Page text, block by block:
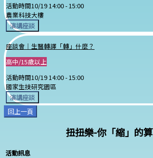
活動時間10/19 14:00 - 15:00
農業科技大樓
演講座談
座談會｜生醫轉譯「轉」什麼？
高中/15歲以上
活動時間10/19 14:00 -15:00
國家生技研究園區
演講座談
回上一頁
扭扭樂-你「縮」的算
活動訊息